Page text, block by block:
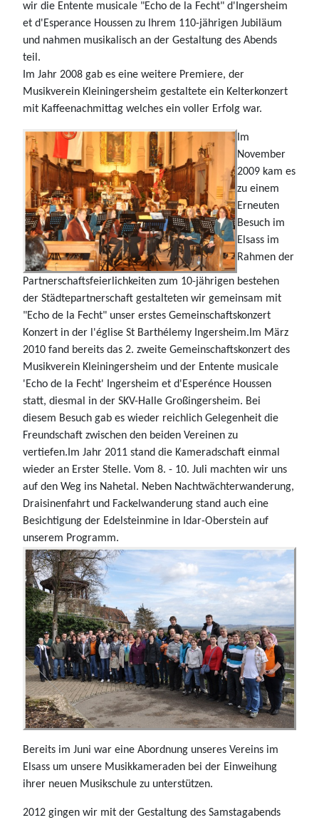
wir die Entente musicale "Echo de la Fecht" d'Ingersheim
et d'Esperance Houssen zu Ihrem 110-jährigen Jubiläum
und nahmen musikalisch an der Gestaltung des Abends
teil.
Im Jahr 2008 gab es eine weitere Premiere, der
Musikverein Kleiningersheim gestaltete ein Kelterkonzert
mit Kaffeenachmittag welches ein voller Erfolg war.
Im
November
2009 kam es
zu einem
Erneuten
Besuch im
Elsass im
Rahmen der
Partnerschaftsfeierlichkeiten zum 10-jährigen bestehen
der Städtepartnerschaft gestalteten wir gemeinsam mit
"Echo de la Fecht" unser erstes Gemeinschaftskonzert
Konzert in der l'église St Barthélemy Ingersheim.Im März
2010 fand bereits das 2. zweite Gemeinschaftskonzert des
Musikverein Kleiningersheim und der Entente musicale
'Echo de la Fecht' Ingersheim et d'Esperénce Houssen
statt, diesmal in der SKV-Halle Großingersheim. Bei
diesem Besuch gab es wieder reichlich Gelegenheit die
Freundschaft zwischen den beiden Vereinen zu
vertiefen.Im Jahr 2011 stand die Kameradschaft einmal
wieder an Erster Stelle. Vom 8. - 10. Juli machten wir uns
auf den Weg ins Nahetal. Neben Nachtwächterwanderung,
Draisinenfahrt und Fackelwanderung stand auch eine
Besichtigung der Edelsteinmine in Idar-Oberstein auf
unserem Programm.
Bereits im Juni war eine Abordnung unseres Vereins im
Elsass um unsere Musikkameraden bei der Einweihung
ihrer neuen Musikschule zu unterstützen.
2012 gingen wir mit der Gestaltung des Samstagabends